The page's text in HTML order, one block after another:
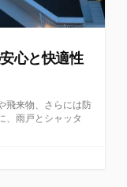
心と快適性
飛来物、さらには防
、雨戸とシャッタ